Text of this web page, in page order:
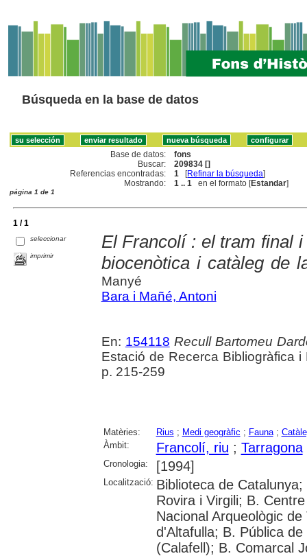
Búsqueda en la base de datos
Base de datos:
fons
Buscar:
209834 []
Referencias encontradas:
1 [Refinar la búsqueda]
Mostrando:
1 .. 1 en el formato [Estandar]
página 1 de 1
1 / 1
seleccionar
imprimir
El Francolí : el tram final
biocenòtica i catàleg de
Manyé
Bara i Mañé, Antoni
En: 154118 Recull Bartomeu
Estació de Recerca Bibliogràfica
p. 215-259
Matèries: Rius ; Medi geogràfic ; Fauna;
Àmbit:
Francolí, riu ; Tarragona
Cronologia: [1994]
Localització: Biblioteca de
Rovira i Virgili; B.
Nacional Arqueològic
d'Altafulla; B. Pública
(Calafell); B. Comarcal